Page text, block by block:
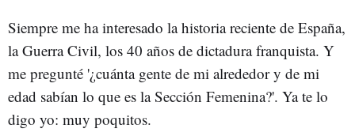
Siempre me ha interesado la historia reciente de España,
la Guerra Civil, los 40 años de dictadura franquista. Y
me pregunté '¿cuánta gente de mi alrededor y de mi
edad sabían lo que es la Sección Femenina?'. Ya te lo
digo yo: muy poquitos.